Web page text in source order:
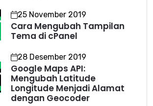
25 November 2019
Cara Mengubah Tampilan
Tema di cPanel
28 Desember 2019
Google Maps API:
Mengubah Latitude
Longitude Menjadi Alamat
dengan Geocoder